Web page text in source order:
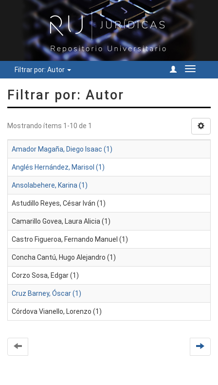
Filtrar por: Autor
Cambiar
Filtrar por: Autor
Mostrando ítems 1-10 de 1
Amador Magaña, Diego Isaac (1)
Anglés Hernández, Marisol (1)
Ansolabehere, Karina (1)
Astudillo Reyes, César Iván (1)
Camarillo Govea, Laura Alicia (1)
Castro Figueroa, Fernando Manuel (1)
Concha Cantú, Hugo Alejandro (1)
Corzo Sosa, Edgar (1)
Cruz Barney, Óscar (1)
Córdova Vianello, Lorenzo (1)